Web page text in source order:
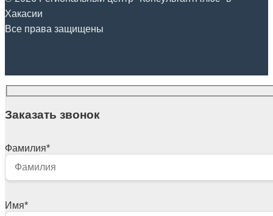
Хакасии
Все права защищены
Заказать звонок
Фамилия*
Имя*